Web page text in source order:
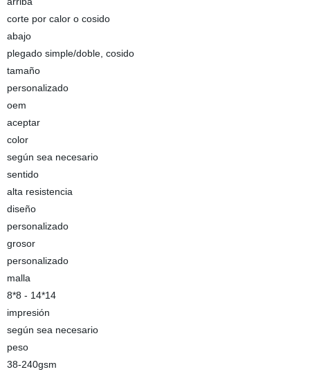
corte por calor o cosido
abajo
plegado simple/doble, cosido
tamaño
personalizado
oem
aceptar
color
según sea necesario
sentido
alta resistencia
diseño
personalizado
grosor
personalizado
malla
8*8 - 14*14
impresión
según sea necesario
peso
38-240gsm